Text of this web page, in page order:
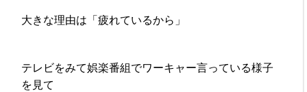
大きな理由は「疲れているから」
テレビをみて娯楽番組でワーキャー言っている様子
を見て